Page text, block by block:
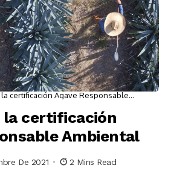
certificación Agave Responsable
la certificación
Ambiental
De 2021
2 Mins Read